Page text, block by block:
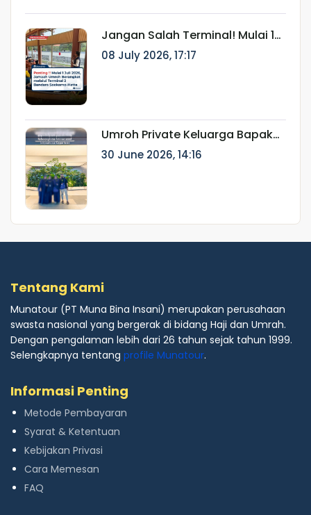
Jangan Salah Terminal! Mulai 1
Juli 2026, Jamaah Umroh
Berangkat melalui Terminal 2
08 July 2026, 17:17
Umroh Private Keluarga Bapak
Ainur Rifki: Perjalanan Ibadah
Eksklusif Bersama Munatour
30 June 2026, 14:16
Tentang Kami
Munatour (PT Muna Bina Insani) merupakan perusahaan
swasta nasional yang bergerak di bidang Haji dan Umrah.
Dengan pengalaman lebih dari 26 tahun sejak tahun 1999.
Selengkapnya tentang profile Munatour.
Informasi Penting
Metode Pembayaran
Syarat & Ketentuan
Kebijakan Privasi
Cara Memesan
FAQ